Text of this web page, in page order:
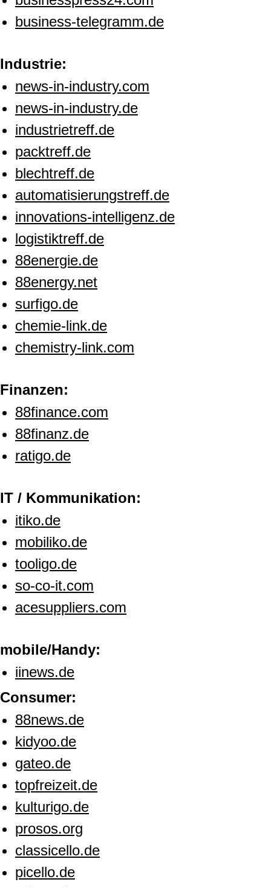
business-telegramm.de
Industrie:
news-in-industry.com
news-in-industry.de
industrietreff.de
packtreff.de
blechtreff.de
automatisierungstreff.de
innovations-intelligenz.de
logistiktreff.de
88energie.de
88energy.net
surfigo.de
chemie-link.de
chemistry-link.com
Finanzen:
88finance.com
88finanz.de
ratigo.de
IT / Kommunikation:
itiko.de
mobiliko.de
tooligo.de
so-co-it.com
acesuppliers.com
mobile/Handy:
iinews.de
Consumer:
88news.de
kidyoo.de
gateo.de
topfreizeit.de
kulturigo.de
prosos.org
classicello.de
picello.de